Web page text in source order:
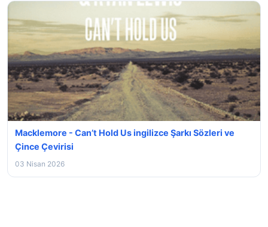
Macklemore - Can’t Hold Us ingilizce Şarkı Sözleri ve
Çince Çevirisi
03 Nisan 2026